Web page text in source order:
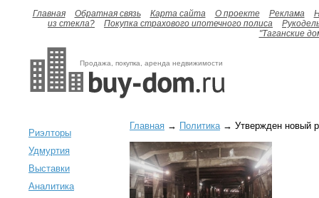
Главная Обратная связь Карта сайта О проекте Реклама
из стекла?
Покупка страхового ипотечного полиса
"Таганские
Продажа, покупка, аренда недвижимости
Риэлторы
Удмуртия
Выставки
Аналитика
Главная → Политика→ Утвержден новый